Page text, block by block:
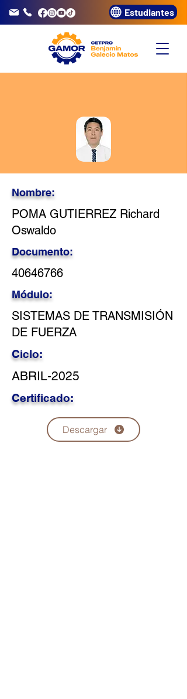
3320072 Estudiantes
Nombre:
POMA GUTIERREZ Richard
Oswaldo
Documento:
40646766
Módulo:
SISTEMAS DE TRANSMISIÓN
DE FUERZA
Ciclo:
ABRIL-2025
Certificado:
Descargar